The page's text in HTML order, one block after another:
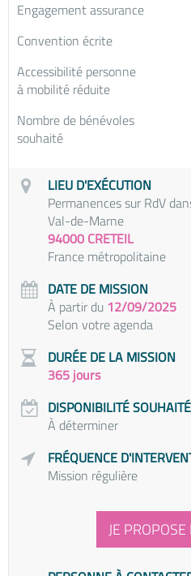
Engagement assurance
Convention écrite
Accessibilité personne
à mobilité réduite
Nombre de bénévoles
souhaité
LIEU D'EXÉCUTION
Permanences sur RdV
Val-de-Marne
94000 CRETEIL
France métropolitaine
DATE DE MISSION
À partir du 12/09/2025
Selon votre agenda
DURÉE DE LA MISSION
365 jours
DISPONIBILITÉ
À déterminer
FRÉQUENCE
Mission régulière
JE